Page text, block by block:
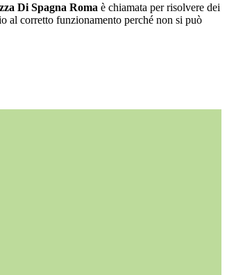
Di Spagna Roma è chiamata per risolvere dei
al corretto funzionamento perché non si può